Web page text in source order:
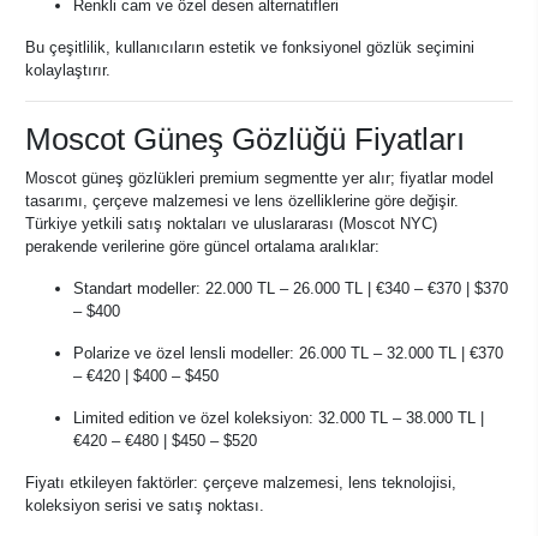
Renkli cam ve özel desen alternatifleri
Bu çeşitlilik, kullanıcıların estetik ve fonksiyonel gözlük seçimini
kolaylaştırır.
Moscot Güneş Gözlüğü Fiyatları
Moscot güneş gözlükleri premium segmentte yer alır; fiyatlar model
tasarımı, çerçeve malzemesi ve lens özelliklerine göre değişir.
Türkiye yetkili satış noktaları ve uluslararası (Moscot NYC)
perakende verilerine göre güncel ortalama aralıklar:
Standart modeller: 22.000 TL – 26.000 TL | €340 – €370 | $370
– $400
Polarize ve özel lensli modeller: 26.000 TL – 32.000 TL | €370
– €420 | $400 – $450
Limited edition ve özel koleksiyon: 32.000 TL – 38.000 TL |
€420 – €480 | $450 – $520
Fiyatı etkileyen faktörler: çerçeve malzemesi, lens teknolojisi,
koleksiyon serisi ve satış noktası.